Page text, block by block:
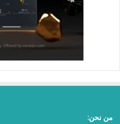
من نحن: